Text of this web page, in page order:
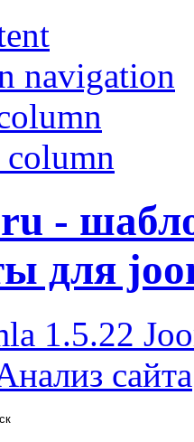
navigation
-
для
1.5.22
сайта